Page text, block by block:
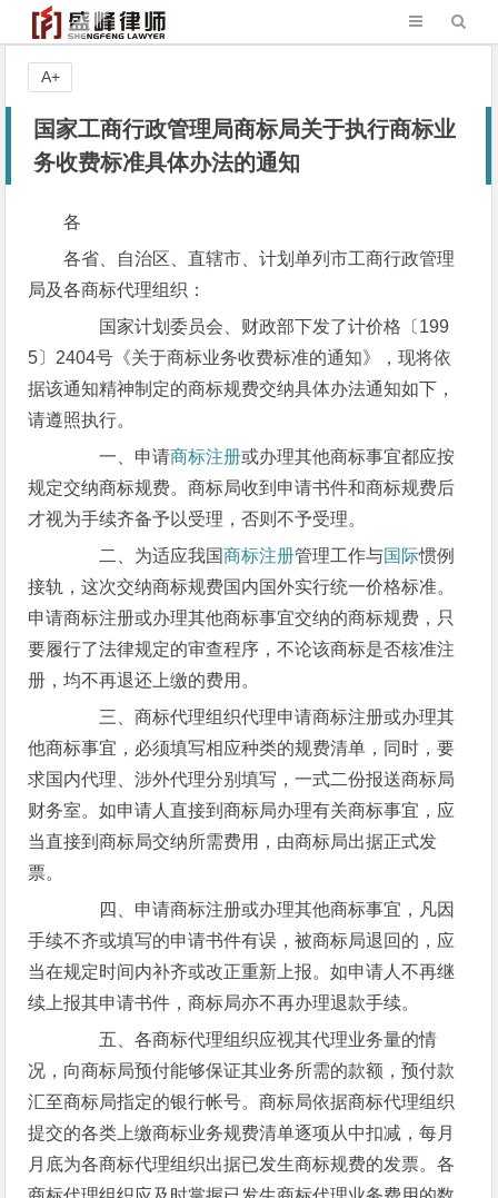
国家工商行政管理局商标局关于执行商标业
务收费标准具体办法的通知
各
各省、自治区、直辖市、计划单列市工商行政管理
局及各商标代理组织：
国家计划委员会、财政部下发了计价格〔199
5〕2404号《关于商标业务收费标准的通知》，现将依
据该通知精神制定的商标规费交纳具体办法通知如下，
请遵照执行。
一、申请商标注册或办理其他商标事宜都应按
规定交纳商标规费。商标局收到申请书件和商标规费后
才视为手续齐备予以受理，否则不予受理。
二、为适应我国商标注册管理工作与国际惯例
接轨，这次交纳商标规费国内国外实行统一价格标准。
申请商标注册或办理其他商标事宜交纳的商标规费，只
要履行了法律规定的审查程序，不论该商标是否核准注
册，均不再退还上缴的费用。
三、商标代理组织代理申请商标注册或办理其
他商标事宜，必须填写相应种类的规费清单，同时，要
求国内代理、涉外代理分别填写，一式二份报送商标局
财务室。如申请人直接到商标局办理有关商标事宜，应
当直接到商标局交纳所需费用，由商标局出据正式发
票。
四、申请商标注册或办理其他商标事宜，凡因
手续不齐或填写的申请书件有误，被商标局退回的，应
当在规定时间内补齐或改正重新上报。如申请人不再继
续上报其申请书件，商标局亦不再办理退款手续。
五、各商标代理组织应视其代理业务量的情
况，向商标局预付能够保证其业务所需的款额，预付款
汇至商标局指定的银行帐号。商标局依据商标代理组织
提交的各类上缴商标业务规费清单逐项从中扣减，每月
月底为各商标代理组织出据已发生商标规费的发票。各
A+